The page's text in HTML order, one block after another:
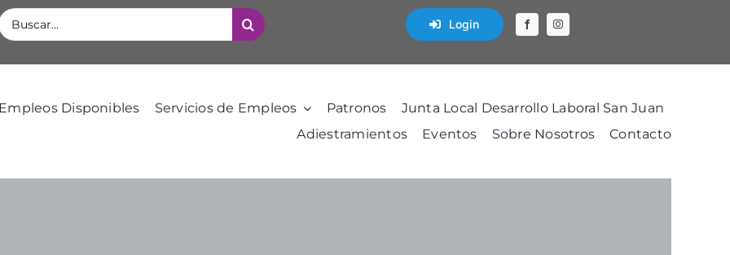
Login
Empleos Disponibles Servicios de Empleos Patronos
Junta Local Desarrollo Laboral San Juan
Adiestramientos
Eventos Sobre Nosotros Contacto